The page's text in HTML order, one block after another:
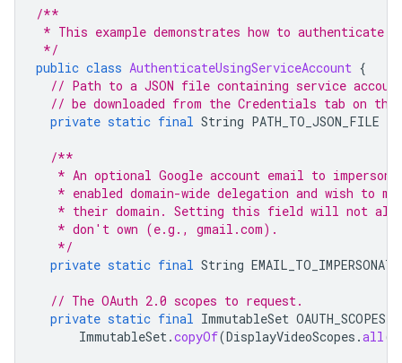
/**
* This example demonstrates how to authenticate
*/
public class AuthenticateUsingServiceAccount {
// Path to a JSON file containing service
// be downloaded from the Credentials tab on the
private static final String PATH_TO_JSON_FILE
/**
* An optional Google account email to
* enabled domain-wide delegation and wish to
* their domain. Setting this field will not
   * don't own (e.g., gmail.com).
   */
private static final String EMAIL_TO_IMPERSONATE
// The OAuth 2.0 scopes to request.
private static final ImmutableSet OAUTH_SCOPES
ImmutableSet.copyOf(DisplayVideoScopes .all